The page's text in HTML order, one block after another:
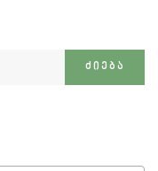
ᲫᲘᲔᲑᲐ